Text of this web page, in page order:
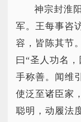
神宗封淮
军。王每事咨
容，皆陈其节
曰“圣人功名
手称善。闻维
使泛至诸臣家
聪明，动履法